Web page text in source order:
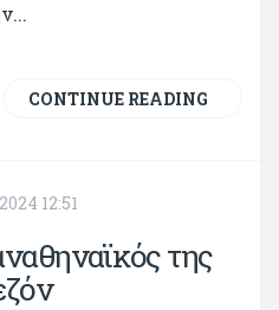
CONTINUE READING
12:51
της